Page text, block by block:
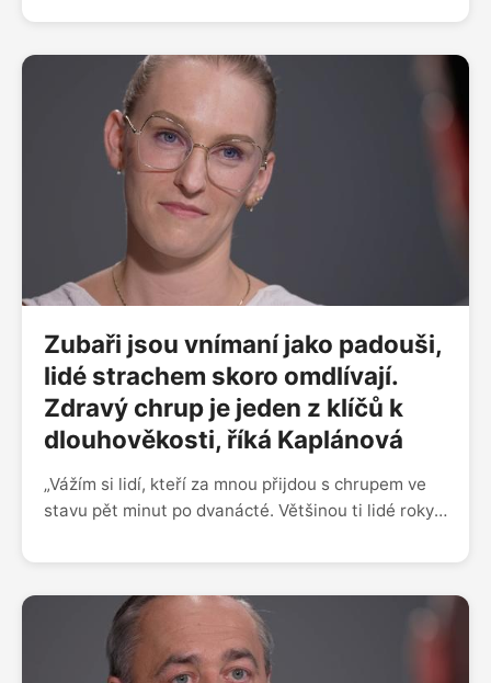
jenom doma. Jsem nepřítel toho, když stát něco
kohokoli kdykoli nechat prodávat alkohol,“ říká
šéfkuchař Zdeněk Pohlreich v rozhovoru s
emeritním sládkem Plzeňského Prazdroje
Václavem Berkou. „Před patnácti lety tvořila
nealkoholická piva jedno procento naší produkce.
Teď jsme na 11 procentech, jde to nahoru. Dnes už
lidé hledají piva, kde je absolutní nula alkoholu,
musíme se tomu přizpůsobit,“ dodává Berka.
Zubaři jsou vnímaní jako padouši,
lidé strachem skoro omdlívají.
Zdravý chrup je jeden z klíčů k
dlouhověkosti, říká Kaplánová
„Vážím si lidí, kteří za mnou přijdou s chrupem ve
stavu pět minut po dvanácté. Většinou ti lidé roky
Leckdy strachem skoro až omdlévají, klepou se i
dáme do pořádku. U dospívajících vidím největší
problém v energetických nápojích. Když sníme
čokoládu, máme to během 5-10 minut snědené,